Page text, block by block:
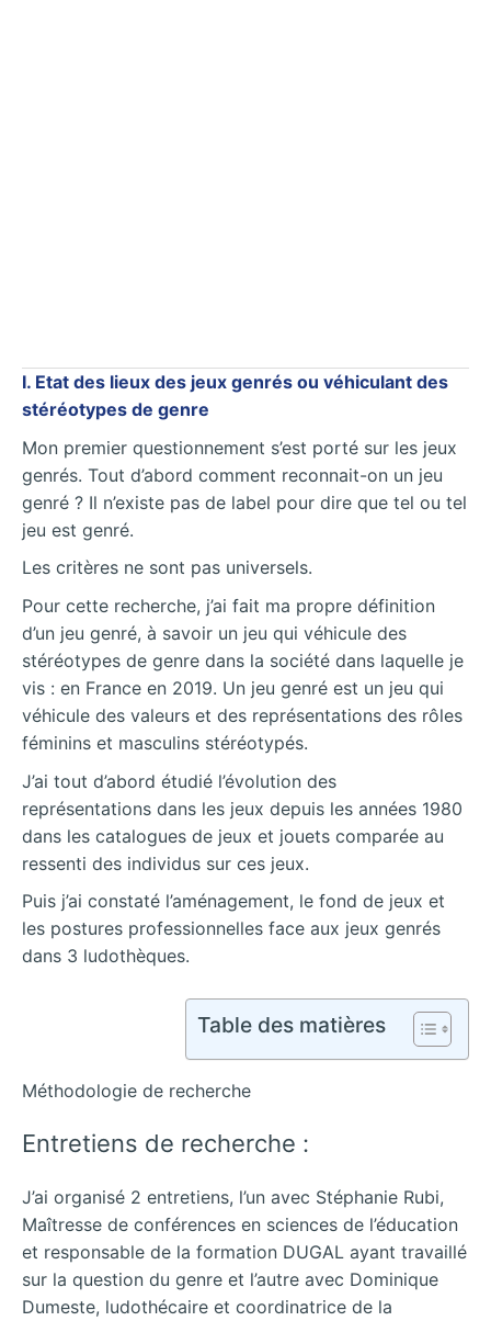
I. Etat des lieux des jeux genrés ou véhiculant des
stéréotypes de genre
Mon premier questionnement s’est porté sur les jeux
genrés. Tout d’abord comment reconnait-on un jeu
genré ? Il n’existe pas de label pour dire que tel ou tel
jeu est genré.
Les critères ne sont pas universels.
Pour cette recherche, j’ai fait ma propre définition
d’un jeu genré, à savoir un jeu qui véhicule des
stéréotypes de genre dans la société dans laquelle je
vis : en France en 2019. Un jeu genré est un jeu qui
véhicule des valeurs et des représentations des rôles
féminins et masculins stéréotypés.
J’ai tout d’abord étudié l’évolution des
représentations dans les jeux depuis les années 1980
dans les catalogues de jeux et jouets comparée au
ressenti des individus sur ces jeux.
Puis j’ai constaté l’aménagement, le fond de jeux et
les postures professionnelles face aux jeux genrés
dans 3 ludothèques.
Table des matières
Méthodologie de recherche
Entretiens de recherche :
J’ai organisé 2 entretiens, l’un avec Stéphanie Rubi,
Maîtresse de conférences en sciences de l’éducation
et responsable de la formation DUGAL ayant travaillé
sur la question du genre et l’autre avec Dominique
Dumeste, ludothécaire et coordinatrice de la